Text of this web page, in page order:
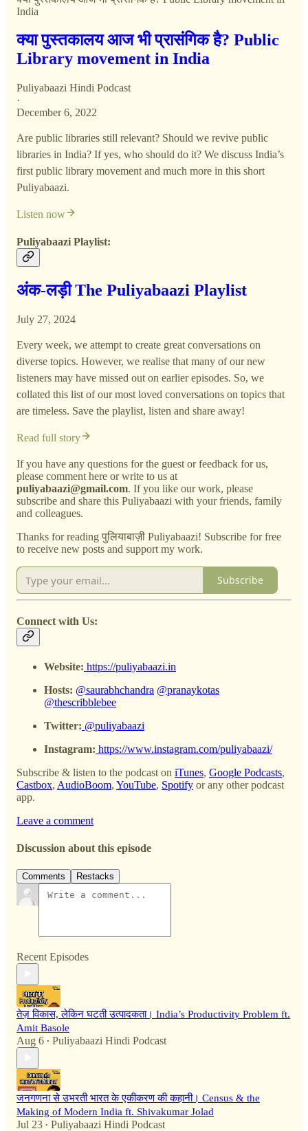
India
क्या पुस्तकालय आज भी प्रासंगिक है? Public
Library movement in India
Puliyabaazi Hindi Podcast
·
December 6, 2022
Are public libraries still relevant? Should we revive public
libraries in India? If yes, who should do it? We discuss India’s
first public library movement and much more in this short
Puliyabaazi.
Listen now
Puliyabaazi Playlist:
अंक-लड़ी The Puliyabaazi Playlist
July 27, 2024
Every week, we attempt to create great conversations on
diverse topics. However, we realise that many of our new
listeners may have missed out on earlier episodes. So, we
collated this list of our most loved conversations on topics that
are timeless. Save the playlist, listen and share away!
Read full story
If you have any questions for the guest or feedback for us,
please comment here or write to us at
puliyabaazi@gmail.com. If you like our work, please
subscribe and share this Puliyabaazi with your friends, family
and colleagues.
Thanks for reading पुलियाबाज़ी Puliyabaazi! Subscribe for free
to receive new posts and support my work.
Subscribe
Connect with Us:
Website: https://puliyabaazi.in
Hosts: @saurabhchandra @pranaykotas
@thescribblebee
Twitter: @puliyabaazi
Instagram: https://www.instagram.com/puliyabaazi/
Subscribe & listen to the podcast on iTunes, Google Podcasts,
Castbox, AudioBoom, YouTube, Spotify or any other podcast
app.
Leave a comment
Discussion about this episode
Comments Restacks
Recent Episodes
तेज़ विकास, लेकिन घटती उत्पादकता। India’s Productivity Problem ft.
Amit Basole
Aug 6 • Puliyabaazi Hindi Podcast
जनगणना से उभरती भारत के एकीकरण की कहानी। Census & the
Making of Modern India ft. Shivakumar Jolad
Jul 23 • Puliyabaazi Hindi Podcast